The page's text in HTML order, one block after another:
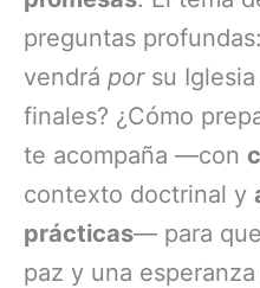
preguntas
vendrá porsu Iglesia
finales? ¿Cómo
te acompaña —con
contexto doctrinal y
prácticas— para
paz y una